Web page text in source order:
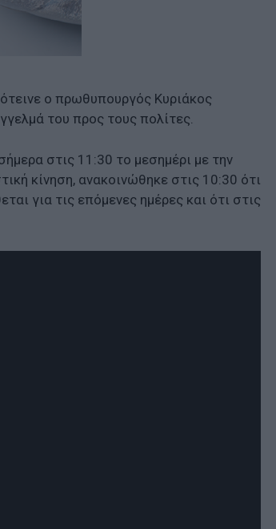
ο πρωθυπουργός Κυριάκος
του προς τους πολίτες.
στις 11:30 το μεσημέρι με την
κίνηση, ανακοινώθηκε στις 10:30 ότι
για τις επόμενες ημέρες και ότι στις